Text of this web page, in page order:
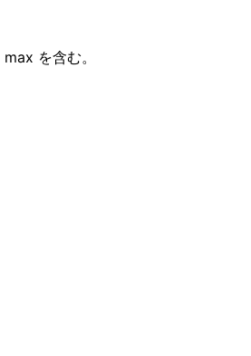
を含む。